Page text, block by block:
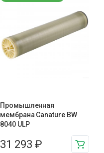
Промышленная
мембрана Canature BW
8040 ULP
31 293 ₽